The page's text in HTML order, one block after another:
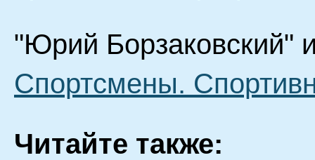
"Юрий Борзаковский"
Спортсмены.
Читайте также: